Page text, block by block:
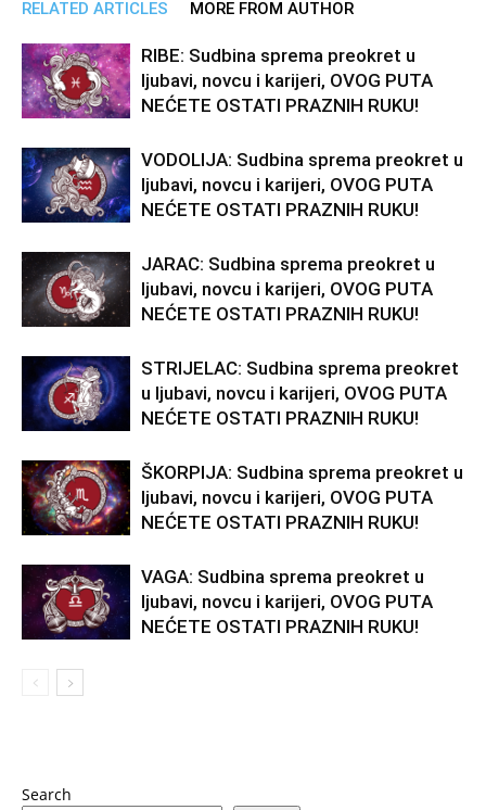
RELATED ARTICLES MORE FROM AUTHOR
RIBE: Sudbina sprema preokret u
ljubavi, novcu i karijeri, OVOG PUTA
NEĆETE OSTATI PRAZNIH RUKU!
VODOLIJA: Sudbina sprema preokret u
ljubavi, novcu i karijeri, OVOG PUTA
NEĆETE OSTATI PRAZNIH RUKU!
JARAC: Sudbina sprema preokret u
ljubavi, novcu i karijeri, OVOG PUTA
NEĆETE OSTATI PRAZNIH RUKU!
STRIJELAC: Sudbina sprema preokret
u ljubavi, novcu i karijeri, OVOG PUTA
NEĆETE OSTATI PRAZNIH RUKU!
ŠKORPIJA: Sudbina sprema preokret u
ljubavi, novcu i karijeri, OVOG PUTA
NEĆETE OSTATI PRAZNIH RUKU!
VAGA: Sudbina sprema preokret u
ljubavi, novcu i karijeri, OVOG PUTA
NEĆETE OSTATI PRAZNIH RUKU!
Search